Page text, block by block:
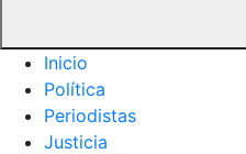
Inicio
Política
Periodistas
Justicia